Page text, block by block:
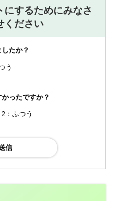
にするためにみなさ
ください
たか？
う
ったですか？
2：ふつう